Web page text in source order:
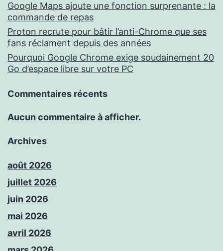
Google Maps ajoute une fonction surprenante : la
commande de repas
Proton recrute pour bâtir l’anti-Chrome que ses
fans réclament depuis des années
Pourquoi Google Chrome exige soudainement 20
Go d’espace libre sur votre PC
Commentaires récents
Aucun commentaire à afficher.
Archives
août 2026
juillet 2026
juin 2026
mai 2026
avril 2026